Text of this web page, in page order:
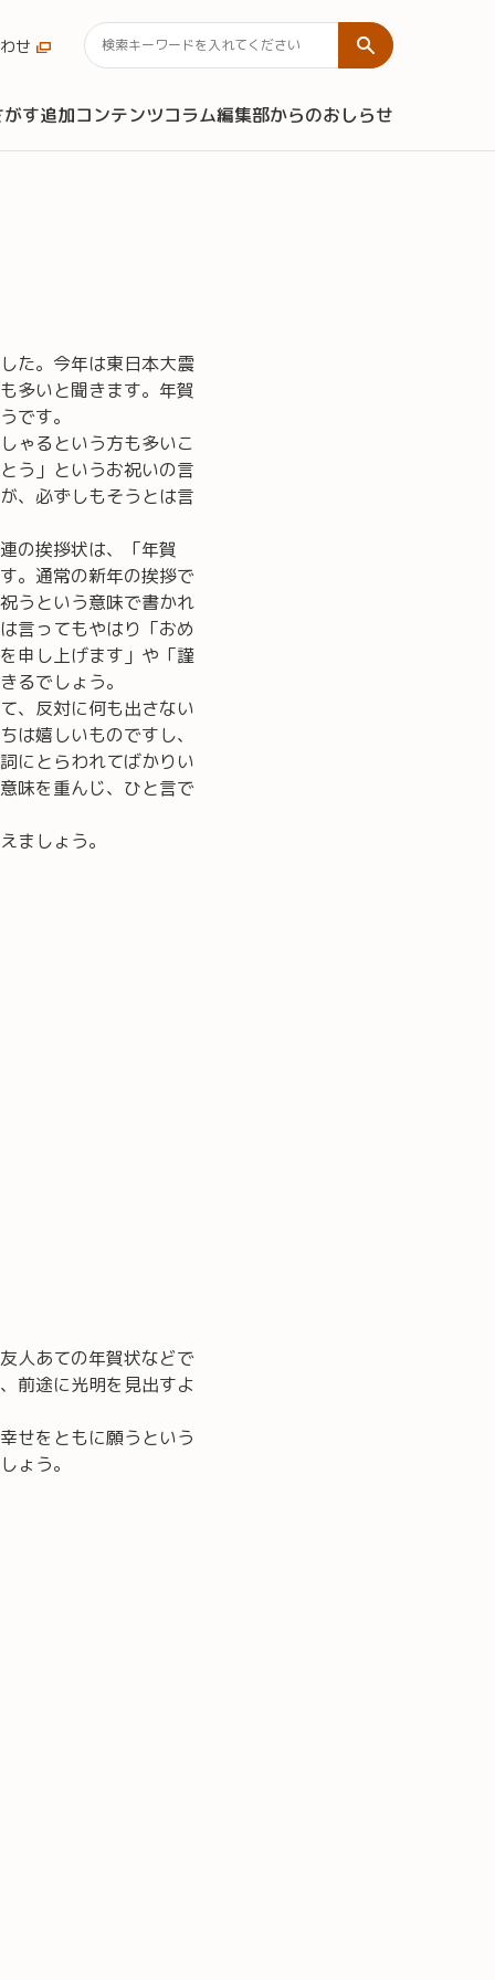
せ
す追加コンテンツコラム編集部からのおしらせ
た。今年は東日本大震
多いと聞きます。年賀
です。
ゃるという方も多いこ
う」というお祝いの言
、必ずしもそうとは言
の挨拶状は、「年賀
。通常の新年の挨拶で
うという意味で書かれ
言ってもやはり「おめ
申し上げます」や「謹
るでしょう。
、反対に何も出さない
は嬉しいものですし、
にとらわれてばかりい
味を重んじ、ひと言で
ましょう。
人あての年賀状などで
前途に光明を見出すよ
せをともに願うという
ょう。